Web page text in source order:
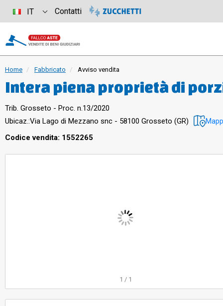
Home Fabbricato Avviso vendita
Intera piena proprietà di
destinato a residenza
posta al piano interrato,
pertinenze esclusive e diritti
di Mezzano nel Comune di
Trib. Grosseto - Proc. n.13/2020
Ubicaz.:Via Lago di Mezzano snc - 58100 Grosseto (GR)
Codice vendita: 1552265
1 / 1
IT Contatti